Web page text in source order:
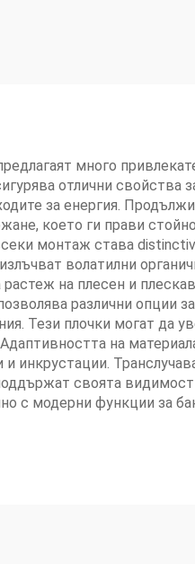
много
отлични
за енергия.
което ги прави
монтаж става
волатилни
на плесен и
различни опции
Тези плочки могат да
на
инкрустации.
своята
с модерни функции за